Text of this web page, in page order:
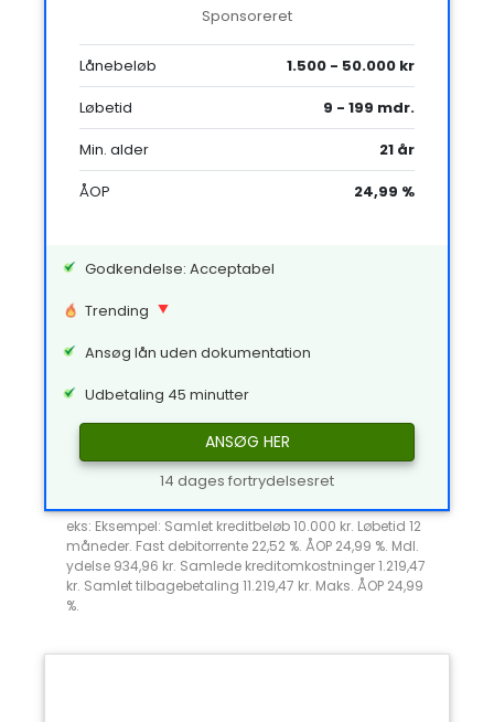
Sponsoreret
Lånebeløb
1.500 - 50.000 kr
Løbetid
9 - 199 mdr.
Min. alder
21 år
ÅOP
24,99 %
Godkendelse: Acceptabel
Trending
Ansøg lån uden dokumentation
Udbetaling 45 minutter
ANSØG HER
14 dages fortrydelsesret
eks: Eksempel: Samlet kreditbeløb 10.000 kr. Løbetid 12
måneder. Fast debitorrente 22,52 %. ÅOP 24,99 %. Mdl.
ydelse 934,96 kr. Samlede kreditomkostninger 1.219,47
kr. Samlet tilbagebetaling 11.219,47 kr. Maks. ÅOP 24,99
%.